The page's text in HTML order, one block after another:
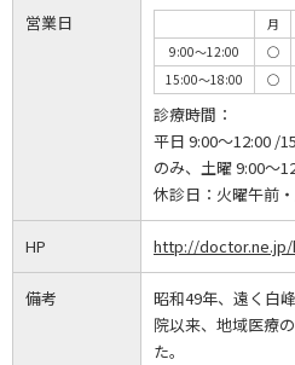
営業日 月
9:00～12:00
◯
15:00～18:00
◯
診療時間：
平日 9:00～12:00 /
のみ、土曜 9:00～
休診日： 火曜午前
HP http://
備考
昭和49年、遠く白
院以来、地域医療
た。